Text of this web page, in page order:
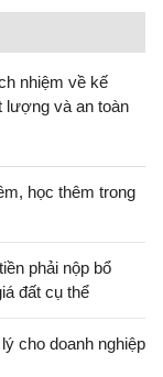
nhiệm về kế
lượng và an toàn
học thêm trong
phải nộp bổ
đất cụ thể
cho doanh nghiệp